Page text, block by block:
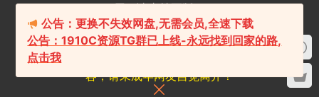
用，请支持正版。
适量游戏有益身心健康，请勿长时间沉迷游戏，注意保
护视力并预防近视，保重身体！
我们立足于美国，对全球华人服务，本站包含18+内
容，请未成年网友自觉离开！
公告：更换不失效网盘,无需会员,全速下载
公告：1910C资源TG群已上线-永远找到回家的路,
点击我